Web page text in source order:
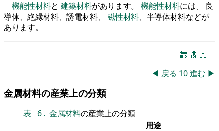
機能性材料と 建築材料があります。 機能性材料には、 良
導体、絶縁材料、誘電材料、 磁性材料、半導体材料などが
あります。
🔚 🔝 📖
◀ 戻る 10進む ▶
金属材料の産業上の分類
表 6 . 金属材料の産業上の分類
用途